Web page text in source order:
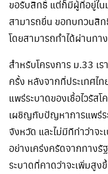
ขอรับสิทธิ์ แต่ก็มีผู้ที่อยู่ใน
สามารถยื่น ขอทบทวนสิ
โดยสามารถทำได้ผ่านทาง
สำหรับโครงการ ม.33 เ
ครั้ง หลังจากที่ประเทศไ
แพร่ระบาดของเชื้อไวรัส
เผชิญกับปัญหาการแพร่ร
จังหวัด และไม่มีทีท่าว่าจ
อย่างเคร่งครัดจากทาง
ระบาดที่คาดว่าจะเพิ่มสู